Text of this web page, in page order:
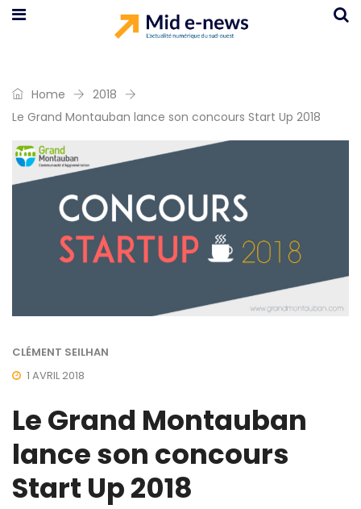
Home
2018
Le Grand Montauban lance son concours Start Up 2018
CLÉMENT SEILHAN
1 AVRIL 2018
Le Grand Montauban
lance son concours
Start Up 2018